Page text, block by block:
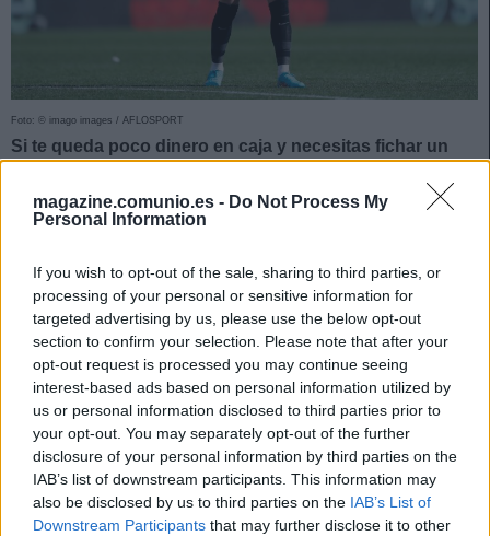
magazine.comunio.es - Do Not Process My
Personal Information
If you wish to opt-out of the sale, sharing to third parties, or
processing of your personal or sensitive information for
targeted advertising by us, please use the below opt-out
section to confirm your selection. Please note that after your
opt-out request is processed you may continue seeing
interest-based ads based on personal information utilized by
us or personal information disclosed to third parties prior to
your opt-out. You may separately opt-out of the further
disclosure of your personal information by third parties on the
IAB’s list of downstream participants. This information may
also be disclosed by us to third parties on the IAB’s List of
Downstream Participants that may further disclose it to other
Foto: © imago images / AFLOSPORT
Si te queda poco dinero en caja y necesitas fichar un
jornada 29, te traemos tres defensas y dos
centrocampistas que pueden tener minutos y cuestan
Nemanja Gudelj (Sevilla, centrocampista, 660.000)
Diego Carlos y Rekik siguen lesionados, así que Nemanja
Gudelj podría repetir como titular en el centro de la defensa
del Sevilla para enfrentarse a la Real Sociedad. El serbio
lleva dos partidos consecutivos jugando de inicio en los que
ha sumado 10 puntos en total y vale tan sólo 660.000 euros.
Jorge Miramón (Levante, defensa, 760.000)